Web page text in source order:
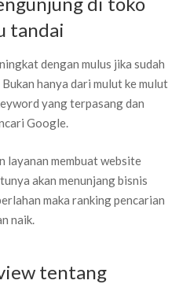
tandai
dengan mulus jika sudah
hanya dari mulut ke mulut
yang terpasang dan
Google.
layanan membuat website
akan menunjang bisnis
maka ranking pencarian
naik.
tentang